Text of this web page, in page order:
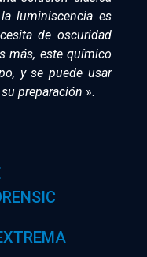
luminiscencia es
de oscuridad
más, este químico
y se puede usar
preparación ».